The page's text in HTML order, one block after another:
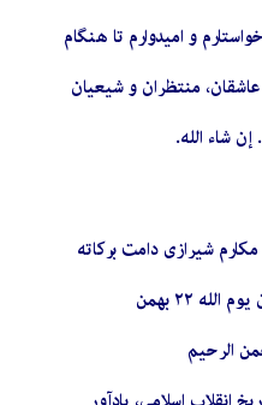
و امیدوارم تا هنگام
منتظران و شیعیان
شاء الله.
شیرازی دامت برکاته
٢٢ بهمن
الرحیم